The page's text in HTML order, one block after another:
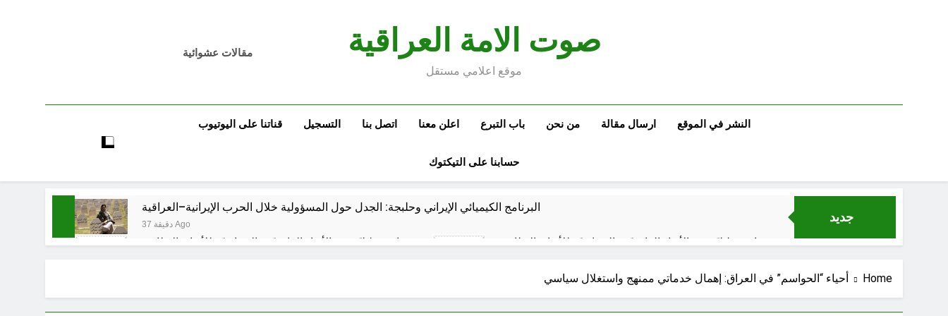
صوت الامة العراقية
موقع اعلامي مستقل
مقالات عشوائية
النشر في الموقع ارسال مقالة من نحن باب التبرع اعلن معنا اتصل بنا التسجيل قناتنا على اليوتيوب
حسابنا على التيكتوك
جديد
البرنامج الكيميائي الإيراني وحلبجة: الجدل حول المسؤولية خلال الحرب الإيرانية–العراقية
37 دقيقة Ago
قراءة تحليليّة في الأبعاد القانونيّة والسياسيّة للأتفاق الإطاري قراءة تحليليّة في الأبعاد القانونيّة والسياسيّة للأتفاق الإطاري
قويدات مجلس قيادة ثورة الإطار التسخيتي, من اصحاب الكساء الى المعصوبين الاثني عشر، حجج اللات
مجلس حسيني (الاستجابة للنصيحة)
Home أحياء “الحواسم” في العراق: إهمال خدماتي ممنهج واستغلال سياسي